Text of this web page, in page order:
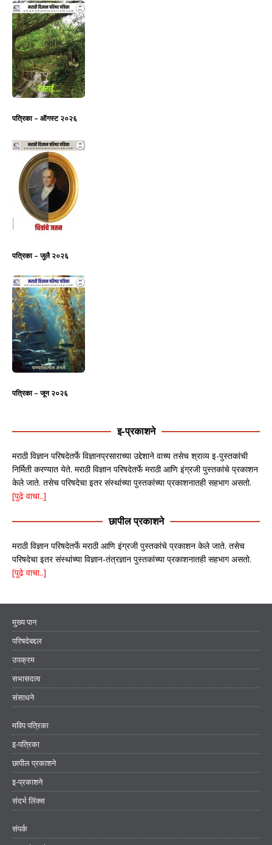
पत्रिका – ऑगस्ट २०२६
पत्रिका – जुलै २०२६
पत्रिका – जून २०२६
इ-प्रकाशने
मराठी विज्ञान परिषदेतर्फे विज्ञानप्रसाराच्या उद्देशाने वाच्य तसेच श्राव्य इ-पुस्तकांची
निर्मिती करण्यात येते. मराठी विज्ञान परिषदेतर्फे मराठी आणि इंग्रजी पुस्तकांचे प्रकाशन
केले जाते. तसेच परिषदेचा इतर संस्थांच्या पुस्तकांच्या प्रकाशनातही सहभाग असतो.
[पुढे वाचा..]
छापील प्रकाशने
मराठी विज्ञान परिषदेतर्फे मराठी आणि इंग्रजी पुस्तकांचे प्रकाशन केले जाते. तसेच
परिषदेचा इतर संस्थांच्या विज्ञान-तंत्रज्ञान पुस्तकांच्या प्रकाशनातही सहभाग असतो.
[पुढे वाचा..]
मुख्य पान
परिषदेबद्दल
उपक्रम
सभासदत्व
संसाधने
मविप पत्रिका
इ-पत्रिका
छापील प्रकाशने
इ-प्रकाशने
संदर्भ लिंक्स
संपर्क